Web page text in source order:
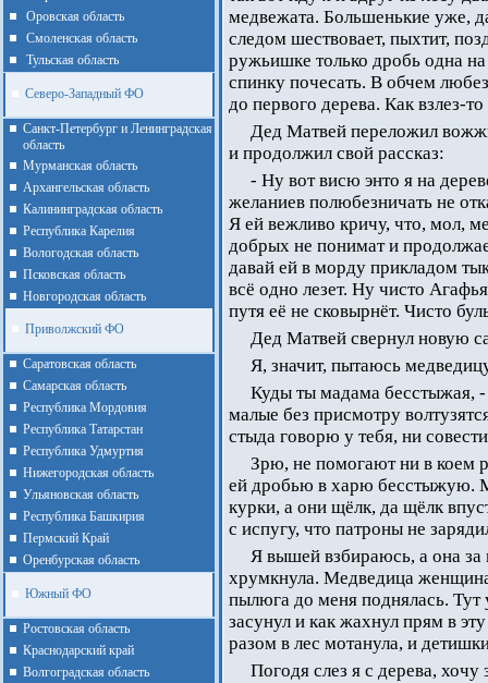
Оровская область
Смоленская область
Тульская область
Северо-Западный ФО
Санкт-Петербург и Ленинградская
область
Мурманская область
Архангельская область
Калининградская область
Республика Карелия
Вологодская область
Псковская область
Новгородская область
Приволжский ФО
Cаратовская область
Cамарская область
Республика Мордовия
Республика Татарстан
Республика Удмуртия
Нижегородская область
Ульяновская область
Республика Башкирия
Пермский Край
Оренбурская область
Южный ФО
Ростовская область
Краснодарский край
Волгоградская область
медвежата. Большенькие уже,
следом шествовает, пыхтит,
ружьишке только дробь одна
спинку почесать. В обчем
до первого дерева. Как взлез-
Дед Матвей переложил
и продолжил свой рассказ:
- Ну вот висю энто я на
желаниев полюбезничать не
Я ей вежливо кричу, что, мол,
добрых не понимат и
давай ей в морду прикладом
всё одно лезет. Ну чисто
путя её не сковырнёт. Чисто
Дед Матвей свернул новую
Я, значит, пытаюсь
Куды ты мадама бесстыжая,
малые без присмотру
стыда говорю у тебя, ни
Зрю, не помогают ни в коем
ей дробью в харю бесстыжую.
курки, а они щёлк, да щёлк
с испугу, что патроны не
Я вышей взбираюсь, а она за
хрумкнула. Медведица
пылюга до меня поднялась. Тут
засунул и как жахнул прям в
разом в лес мотанула, и
Погодя слез я с дерева,